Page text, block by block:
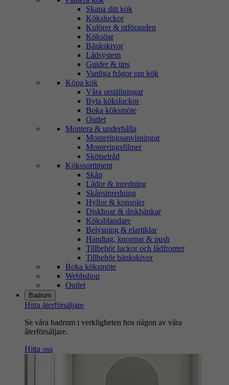
Skapa ditt kök
Köksluckor
Kulörer & utföranden
Köksöar
Bänkskivor
Lådsystem
Guider & tips
Vanliga frågor om kök
Köpa kök
Våra utställningar
Byta köksluckor
Boka köksmöte
Outlet
Montera & underhålla
Monteringsanvisningar
Monteringsfilmer
Skötselråd
Kökssortiment
Skåp
Lådor & inredning
Skåpsinredning
Hyllor & konsoler
Diskhoar & diskbänkar
Köksblandare
Belysning & elartiklar
Handtag, knoppar & push
Tillbehör luckor och lådfronter
Tillbehör bänkskivor
Boka köksmöte
Webbshop
Outlet
Badrum
Hitta återförsäljare
Se våra badrum i verkligheten hos någon av våra
återförsäljare.
Hitta oss